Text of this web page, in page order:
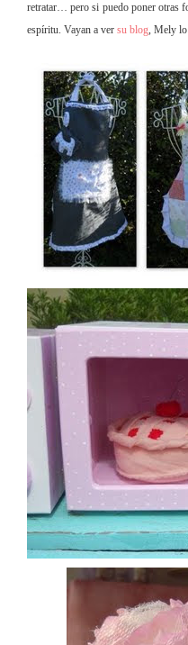
retratar… pero si puedo poner otras
espíritu. Vayan a ver su blog, Mely lo